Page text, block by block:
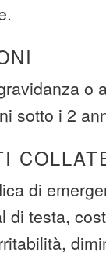
o
sotto i 2
di
di testa,